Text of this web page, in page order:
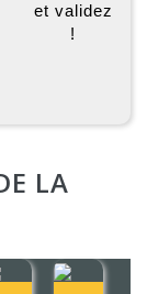
et validez
!
LA